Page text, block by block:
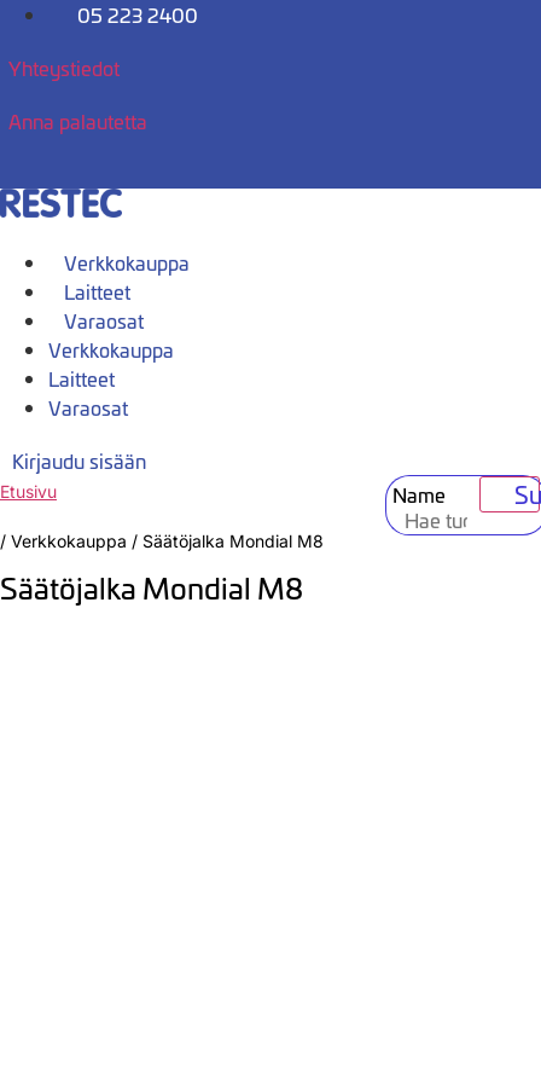
Mene
05 223 2400
Yhteystiedot
Anna palautetta
Verkkokauppa
Laitteet
Varaosat
Verkkokauppa
Laitteet
Varaosat
Kirjaudu sisään
Name
Etusivu
/ Verkkokauppa / Säätöjalka Mondial M8
Säätöjalka Mondial M8